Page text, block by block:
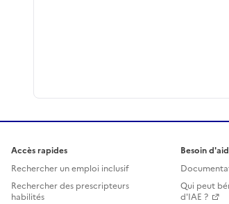
Accès rapides
Rechercher un emploi inclusif
Rechercher des prescripteurs
habilités
Besoin
Qui peut
d'IAE ?